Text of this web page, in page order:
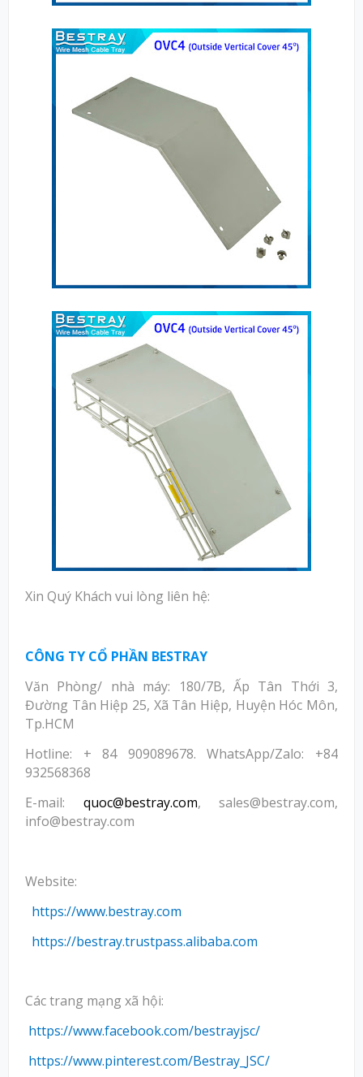
Xin Quý Khách vui lòng liên hệ:
CÔNG TY CỔ PHẦN BESTRAY
Văn Phòng/ nhà máy: 180/7B, Ấp Tân Thới 3,
Đường Tân Hiệp 25, Xã Tân Hiệp, Huyện Hóc Môn,
Tp.HCM
Hotline: + 84 909089678. WhatsApp/Zalo: +84
932568368
E-mail: quoc@bestray.com, sales@bestray.com,
info@bestray.com
Website:
https://www.bestray.com
https://bestray.trustpass.alibaba.com
Các trang mạng xã hội:
https://www.facebook.com/bestrayjsc/
https://www.pinterest.com/Bestray_JSC/